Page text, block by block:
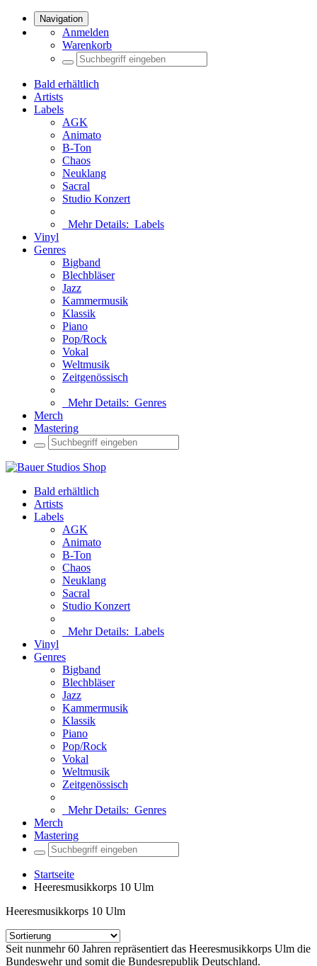
Navigation
Anmelden
Warenkorb
Bald erhältlich
Artists
Labels
AGK
Animato
B-Ton
Chaos
Neuklang
Sacral
Studio Konzert
Mehr Details: Labels
Vinyl
Genres
Bigband
Blechbläser
Jazz
Kammermusik
Klassik
Piano
Pop/Rock
Vokal
Weltmusik
Zeitgenössisch
Mehr Details: Genres
Merch
Mastering
Bald erhältlich
Artists
Labels
AGK
Animato
B-Ton
Chaos
Neuklang
Sacral
Studio Konzert
Mehr Details: Labels
Vinyl
Genres
Bigband
Blechbläser
Jazz
Kammermusik
Klassik
Piano
Pop/Rock
Vokal
Weltmusik
Zeitgenössisch
Mehr Details: Genres
Merch
Mastering
Startseite
Heeresmusikkorps 10 Ulm
Heeresmusikkorps 10 Ulm
Seit nunmehr 60 Jahren repräsentiert das Heeresmusikkorps Ulm die
Bundeswehr und somit die Bundesrepublik Deutschland.